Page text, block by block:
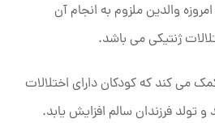
والدین ملزوم به انجام آن
ژنتیکی می باشد.
می کند که کودکان دارای اختلالات
تولد فرزندان سالم افزایش یابد.